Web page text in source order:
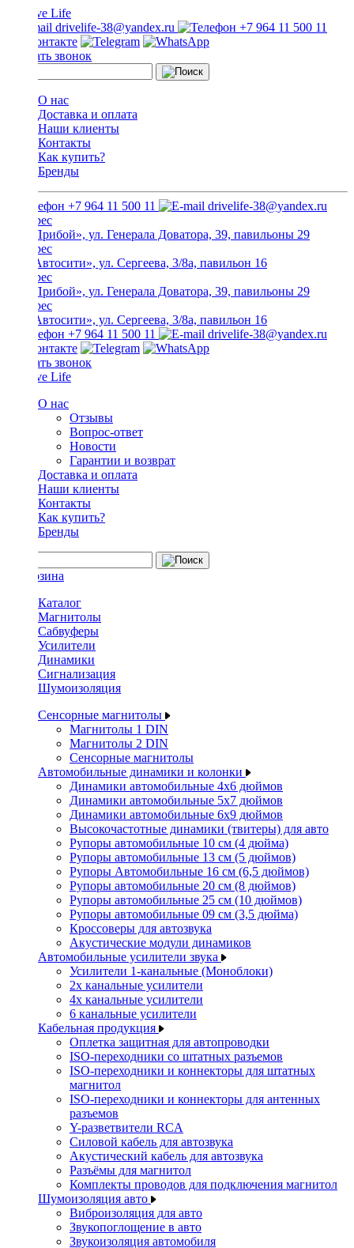
drivelife-38@yandex.ru +7 964 11 500 11
Заказать звонок
О нас
Доставка и оплата
Наши клиенты
Контакты
Как купить?
Бренды
+7 964 11 500 11 drivelife-38@yandex.ru
ТЦ «Прибой», ул. Генерала Доватора, 39, павильоны 29
ТЦ «Автосити», ул. Сергеева, 3/8а, павильон 16
ТЦ «Прибой», ул. Генерала Доватора, 39, павильоны 29
ТЦ «Автосити», ул. Сергеева, 3/8а, павильон 16
+7 964 11 500 11
drivelife-38@yandex.ru
Заказать звонок
О нас
Отзывы
Вопрос-ответ
Новости
Гарантии и возврат
Доставка и оплата
Наши клиенты
Контакты
Как купить?
Бренды
Каталог
Магнитолы
Сабвуферы
Усилители
Динамики
Сигнализация
Шумоизоляция
Сенсорные магнитолы
Магнитолы 1 DIN
Магнитолы 2 DIN
Сенсорные магнитолы
Автомобильные динамики и колонки
Динамики автомобильные 4x6 дюймов
Динамики автомобильные 5x7 дюймов
Динамики автомобильные 6x9 дюймов
Высокочастотные динамики (твитеры) для авто
Рупоры автомобильные 10 см (4 дюйма)
Рупоры автомобильные 13 см (5 дюймов)
Рупоры Автомобильные 16 см (6,5 дюймов)
Рупоры автомобильные 20 см (8 дюймов)
Рупоры автомобильные 25 см (10 дюймов)
Рупоры автомобильные 09 см (3,5 дюйма)
Кроссоверы для автозвука
Акустические модули динамиков
Автомобильные усилители звука
Усилители 1-канальные (Моноблоки)
2х канальные усилители
4х канальные усилители
6 канальные усилители
Кабельная продукция
Оплетка защитная для автопроводки
ISO-переходники со штатных разъемов
ISO-переходники и коннекторы для штатных
магнитол
ISO-переходники и коннекторы для антенных
разъемов
Y-разветвители RCA
Силовой кабель для автозвука
Акустический кабель для автозвука
Разъёмы для магнитол
Комплекты проводов для подключения магнитол
Шумоизоляция авто
Виброизоляция для авто
Звукопоглощение в авто
Звукоизоляция автомобиля